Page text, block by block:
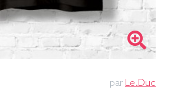
par Le.duc